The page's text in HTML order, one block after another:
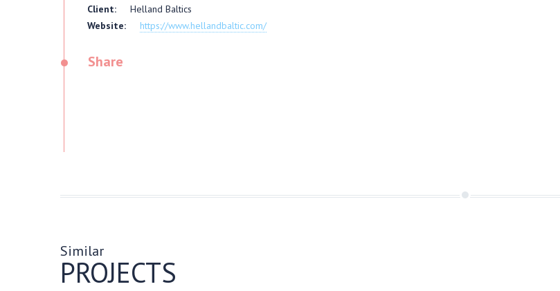
Client:
Helland Baltics
Website:
https://www.hellandbaltic.com/
• Share
Similar
PROJECTS